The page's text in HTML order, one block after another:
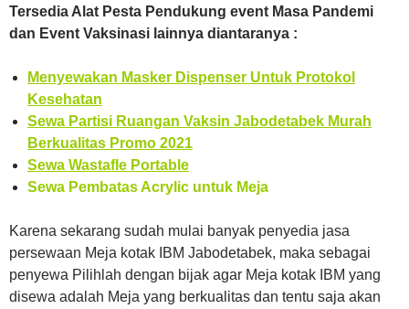
Tersedia Alat Pesta Pendukung event Masa Pandemi
dan Event Vaksinasi lainnya diantaranya :
Menyewakan Masker Dispenser Untuk Protokol
Kesehatan
Sewa Partisi Ruangan Vaksin Jabodetabek Murah
Berkualitas Promo 2021
Sewa Wastafle Portable
Sewa Pembatas Acrylic untuk Meja
Karena sekarang sudah mulai banyak penyedia jasa
persewaan Meja kotak IBM Jabodetabek, maka sebagai
penyewa Pilihlah dengan bijak agar Meja kotak IBM yang
disewa adalah Meja yang berkualitas dan tentu saja akan